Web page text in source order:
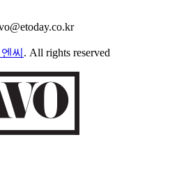
씨 . All rights reserved